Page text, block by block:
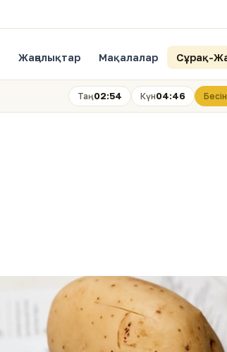
Жаңалықтар Мақалалар Сұрақ-
Таң02:54 Күн04:46 Бесін